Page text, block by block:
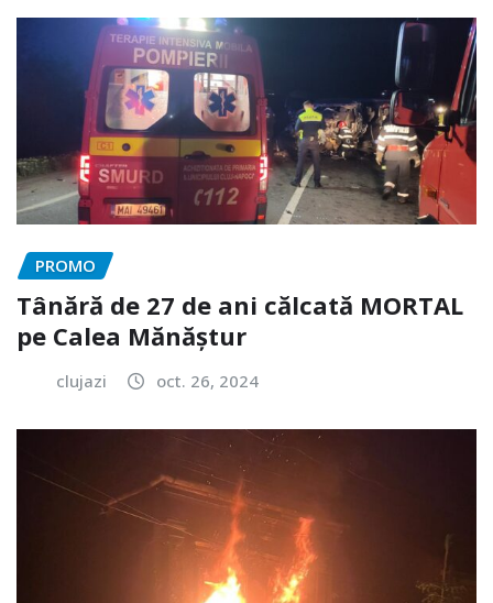
PROMO
Tânără de 27 de ani călcată MORTAL
pe Calea Mănăștur
clujazi oct. 26, 2024